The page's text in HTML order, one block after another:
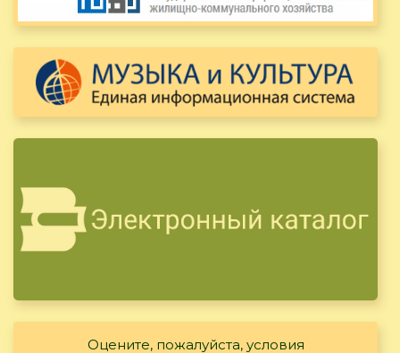
Оцените, пожалуйста, условия